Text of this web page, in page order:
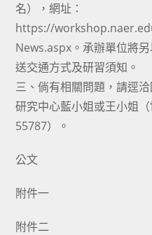
名），網址：
https://
News.aspx。承辦單位將
送交通方式及研習須知。
三、倘有相關問題，請逕
研究中心藍小姐或王小姐
55787）。
公文
附件一
附件二